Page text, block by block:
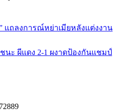
แถลงการณ์หย่าเมียหลังแต่งงาน
ะ ผีแดง 2-1 ผงาดป้องกันแชมป์